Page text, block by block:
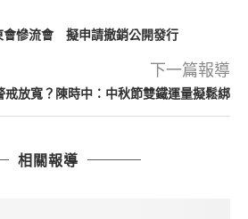
會慘流會 擬申請撤銷公開發行
下一篇報導
放寬？陳時中：中秋節雙鐵運量擬鬆綁
相關報導